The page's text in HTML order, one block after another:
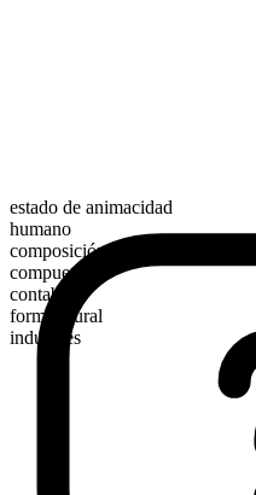
estado de animacidad
humano
composición morfológica
compuesto
contable
forma plural
inductees